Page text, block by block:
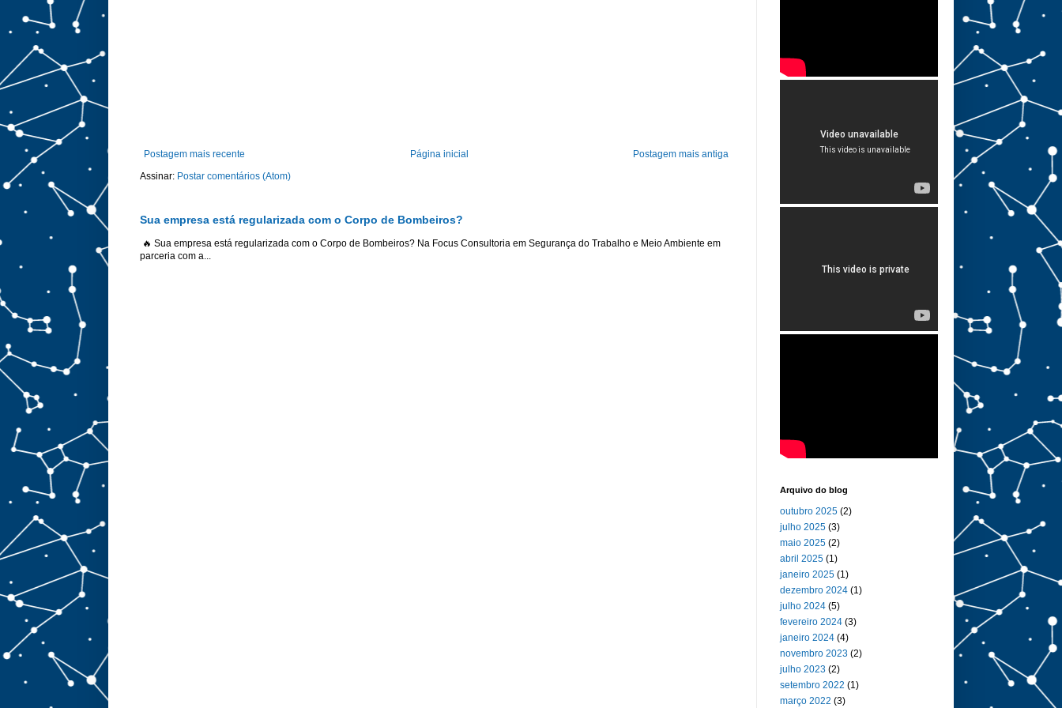
Postagem mais recente Postagem mais antiga
Página inicial
Assinar: Postar comentários (Atom)
Sua empresa está regularizada com o Corpo de Bombeiros?
🔥 Sua empresa está regularizada com o Corpo de Bombeiros? Na Focus Consultoria em Segurança do Trabalho e Meio Ambiente em
parceria com a...
Arquivo do blog
outubro 2025 (2)
julho 2025 (3)
maio 2025 (2)
abril 2025 (1)
janeiro 2025 (1)
dezembro 2024 (1)
julho 2024 (5)
fevereiro 2024 (3)
janeiro 2024 (4)
novembro 2023 (2)
julho 2023 (2)
setembro 2022 (1)
março 2022 (3)